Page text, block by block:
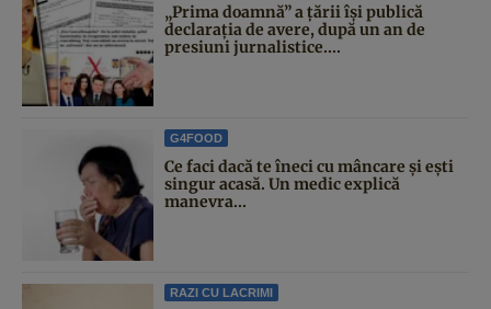
„Prima doamnă” a țării își publică
declarația de avere, după un an de
presiuni jurnalistice....
G4FOOD
Ce faci dacă te îneci cu mâncare și ești
singur acasă. Un medic explică
manevra...
RAZI CU LACRIMI